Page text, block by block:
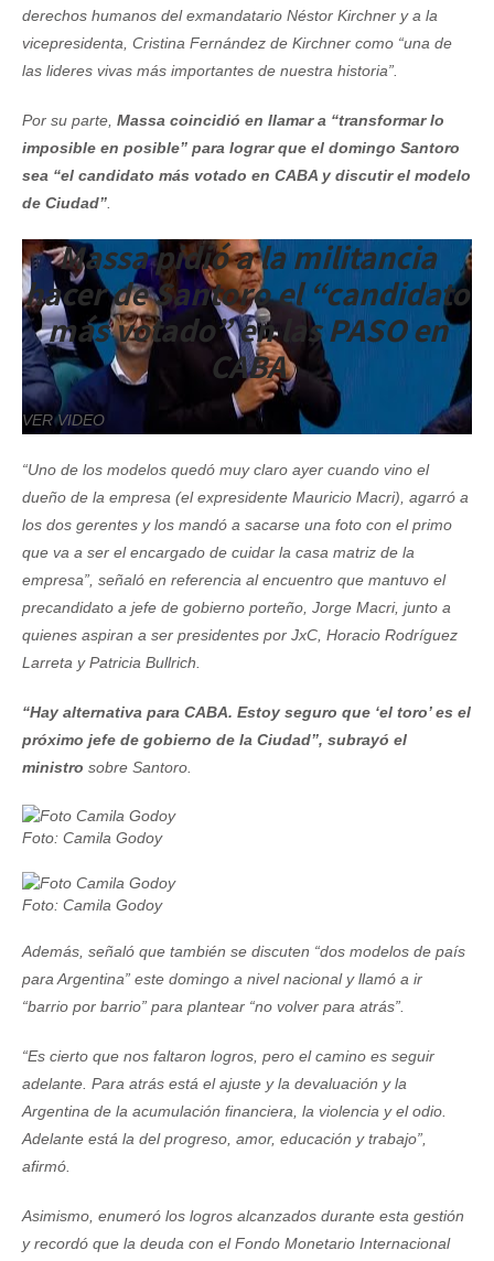
derechos humanos del exmandatario Néstor Kirchner y a la
vicepresidenta, Cristina Fernández de Kirchner como “una de
las lideres vivas más importantes de nuestra historia”.
Por su parte, Massa coincidió en llamar a “transformar lo
imposible en posible” para lograr que el domingo Santoro
sea “el candidato más votado en CABA y discutir el modelo
de Ciudad”
Massa pidió a la militancia
hacer de Santoro el “candidato
más votado” en las PASO en
CABA
VER VIDEO
“Uno de los modelos quedó muy claro ayer cuando vino el
dueño de la empresa (el expresidente Mauricio Macri), agarró a
los dos gerentes y los mandó a sacarse una foto con el primo
que va a ser el encargado de cuidar la casa matriz de la
empresa”, señaló en referencia al encuentro que mantuvo el
precandidato a jefe de gobierno porteño, Jorge Macri, junto a
quienes aspiran a ser presidentes por JxC, Horacio Rodríguez
Larreta y Patricia Bullrich.
“Hay alternativa para CABA. Estoy seguro que ‘el toro’ es el
próximo jefe de gobierno de la Ciudad”, subrayó el
ministro sobre Santoro.
Foto: Camila Godoy
Foto: Camila Godoy
Además, señaló que también se discuten “dos modelos de país
para Argentina” este domingo a nivel nacional y llamó a ir
“barrio por barrio” para plantear “no volver para atrás”.
“Es cierto que nos faltaron logros, pero el camino es seguir
adelante. Para atrás está el ajuste y la devaluación y la
Argentina de la acumulación financiera, la violencia y el odio.
Adelante está la del progreso, amor, educación y trabajo”,
afirmó.
Asimismo, enumeró los logros alcanzados durante esta gestión
y recordó que la deuda con el Fondo Monetario Internacional